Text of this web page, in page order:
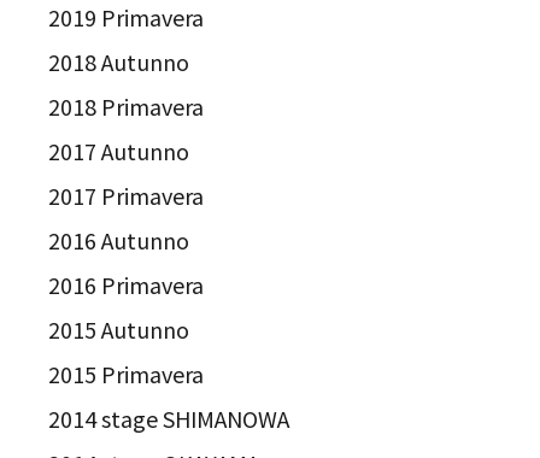
2019 Primavera
2018 Autunno
2018 Primavera
2017 Autunno
2017 Primavera
2016 Autunno
2016 Primavera
2015 Autunno
2015 Primavera
2014 stage SHIMANOWA